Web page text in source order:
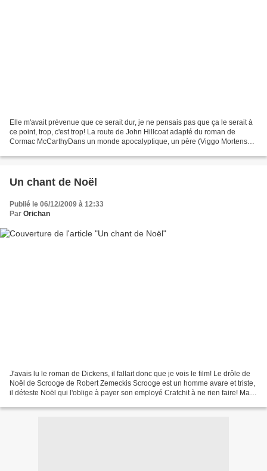
Elle m'avait prévenue que ce serait dur, je ne pensais pas que ça le serait à
ce point, trop, c'est trop! La route de John Hillcoat adapté du roman de
Cormac McCarthyDans un monde apocalyptique, un père (Viggo Mortensen
Un chant de Noël
Publié le 06/12/2009 à 12:33
Par Orichan
J'avais lu le roman de Dickens, il fallait donc que je vois le film! Le drôle de
Noël de Scrooge de Robert Zemeckis Scrooge est un homme avare et triste,
il déteste Noël qui l'oblige à payer son employé Cratchit à ne rien faire! Mais